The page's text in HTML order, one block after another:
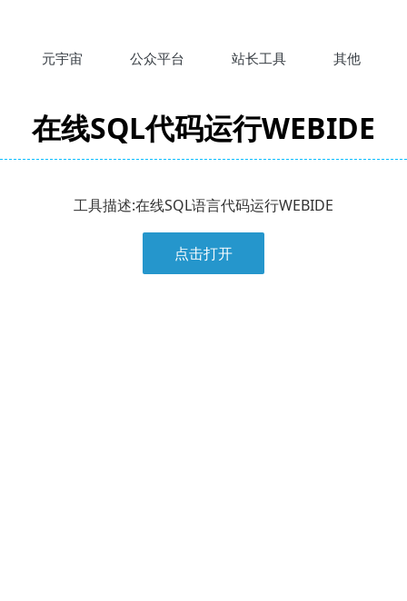
元宇宙 公众平台 站长工具 其他
在线SQL代码运行WEBIDE
工具描述:在线SQL语言代码运行WEBIDE
点击打开